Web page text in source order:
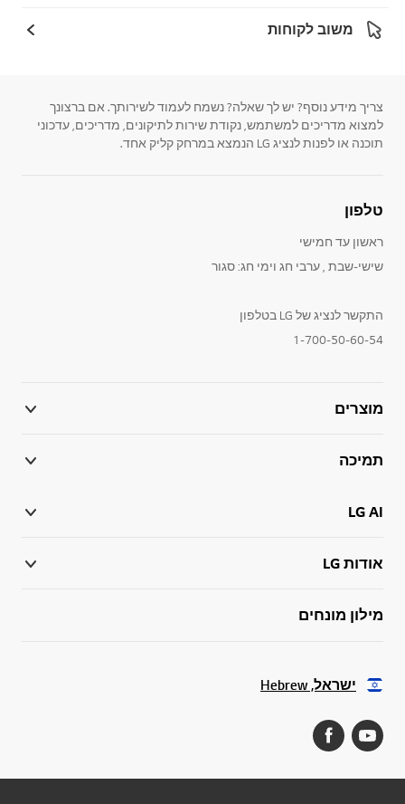
משוב לקוחות
צריך מידע נוסף? יש לך שאלה? נשמח לעמוד לשירותך. אם ברצונך
למצוא מדריכים למשתמש, נקודת שירות לתיקונים, מדריכים, עדכוני
תוכנה או לפנות לנציג LG הנמצא במרחק קליק אחד.
טלפון
ראשון עד חמישי
שישי-שבת , ערבי חג וימי חג: סגור
התקשר לנציג של LG בטלפון
1-700-50-60-54
מוצרים
תמיכה
LG AI
אודות LG
מילון מונחים
ישראל, Hebrew